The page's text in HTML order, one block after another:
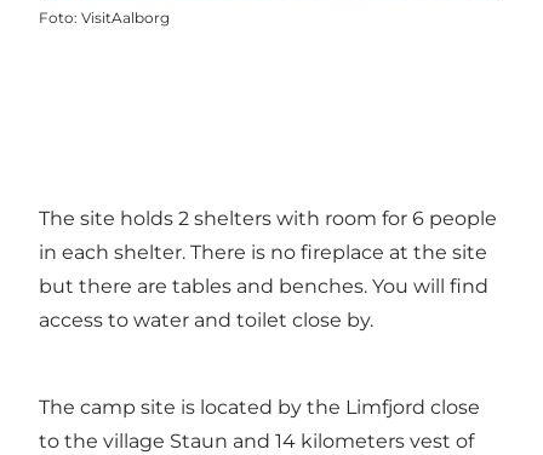
Foto: VisitAalborg
The site holds 2 shelters with room for 6 people
in each shelter. There is no fireplace at the site
but there are tables and benches. You will find
access to water and toilet close by.
The camp site is located by the Limfjord close
to the village Staun and 14 kilometers vest of